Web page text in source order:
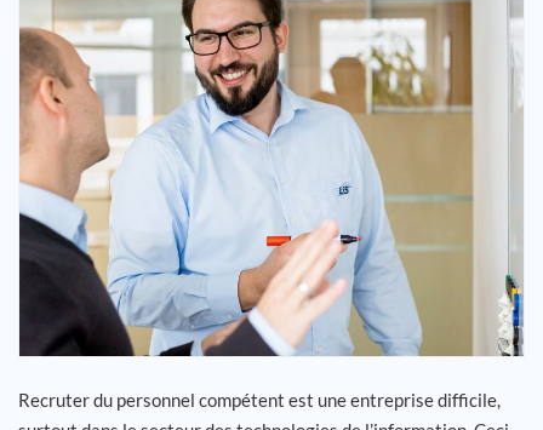
Entreprise
Carrière
Références
Actualités
FR
Recruter du personnel compétent est une entreprise difficile,